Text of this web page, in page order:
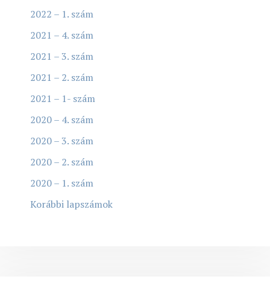
2022 – 1. szám
2021 – 4. szám
2021 – 3. szám
2021 – 2. szám
2021 – 1- szám
2020 – 4. szám
2020 – 3. szám
2020 – 2. szám
2020 – 1. szám
Korábbi lapszámok